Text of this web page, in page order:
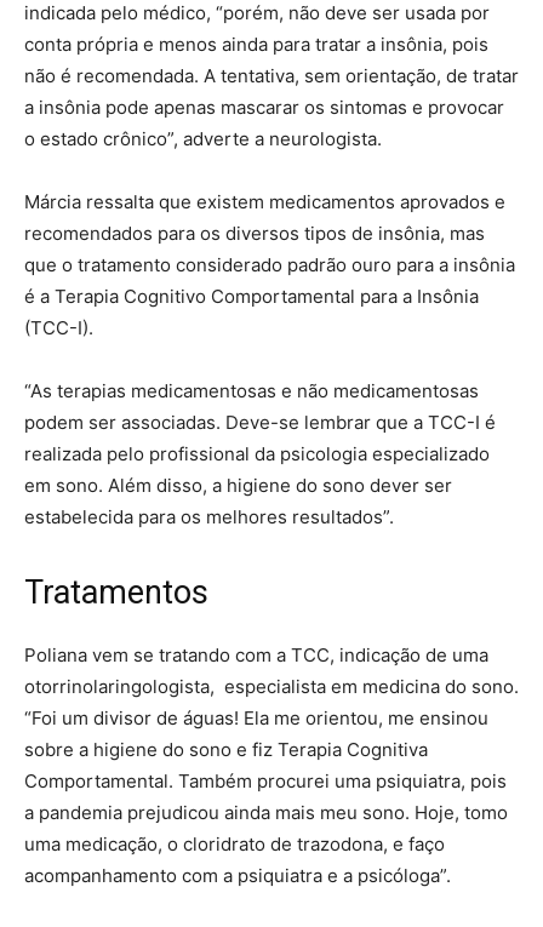
indicada pelo médico, “porém, não deve ser usada por
conta própria e menos ainda para tratar a insônia, pois
não é recomendada. A tentativa, sem orientação, de tratar
a insônia pode apenas mascarar os sintomas e provocar
o estado crônico”, adverte a neurologista.
Márcia ressalta que existem medicamentos aprovados e
recomendados para os diversos tipos de insônia, mas
que o tratamento considerado padrão ouro para a insônia
é a Terapia Cognitivo Comportamental para a Insônia
(TCC-I).
“As terapias medicamentosas e não medicamentosas
podem ser associadas. Deve-se lembrar que a TCC-I é
realizada pelo profissional da psicologia especializado
em sono. Além disso, a higiene do sono dever ser
estabelecida para os melhores resultados”.
Tratamentos
Poliana vem se tratando com a TCC, indicação de uma
otorrinolaringologista, especialista em medicina do sono.
“Foi um divisor de águas! Ela me orientou, me ensinou
sobre a higiene do sono e fiz Terapia Cognitiva
Comportamental. Também procurei uma psiquiatra, pois
a pandemia prejudicou ainda mais meu sono. Hoje, tomo
uma medicação, o cloridrato de trazodona, e faço
acompanhamento com a psiquiatra e a psicóloga”.